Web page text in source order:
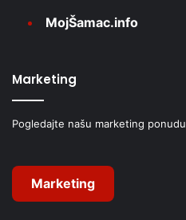
MojŠamac.info
Marketing
Pogledajte našu marketing
Marketing